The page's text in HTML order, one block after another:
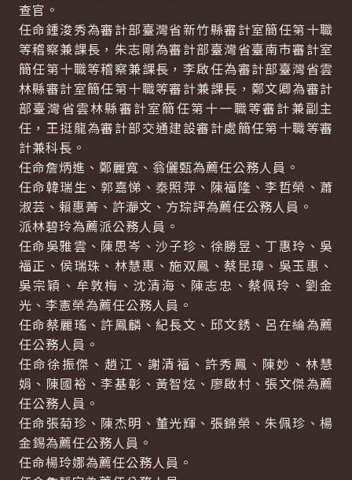
查官。
任命鍾浚秀為審計部臺灣省新竹縣審計室簡任第十職
等稽察兼課長，朱志剛為審計部臺灣省臺南市審計室
簡任第十職等稽察兼課長，李啟任為審計部臺灣省雲
林縣審計室簡任第十職等審計兼課長，鄭文卿為審計
部臺灣省雲林縣審計室簡任第十一職等審計兼副主
任，王挺龍為審計部交通建設審計處簡任第十職等審
計兼科長。
任命詹炳進、鄭麗寬、翁儷甄為薦任公務人員。
任命韓瑞生、郭嘉悌、秦照萍、陳福隆、李哲榮、蕭
淑芸、賴惠菁、許瀞文、方琮評為薦任公務人員。
派林碧玲為薦派公務人員。
任命吳雅雲、陳思岑、沙子珍、徐勝昱、丁惠玲、吳
福正、侯瑞珠、林慧惠、施双鳳、蔡昆璋、吳玉惠、
吳宗穎、牟敦梅、沈清海、陳志忠、蔡佩玲、劉金
光、李憲榮為薦任公務人員。
任命蔡麗瑤、許鳳麟、紀長文、邱文銹、呂在綸為薦
任公務人員。
任命徐振傑、趙江、謝清福、許秀鳳、陳妙、林慧
娟、陳國裕、李基彰、黃智炫、廖啟村、張文傑為薦
任公務人員。
任命張菊珍、陳杰明、董光輝、張錦榮、朱佩珍、楊
金錫為薦任公務人員。
任命楊玲娜為薦任公務人員。